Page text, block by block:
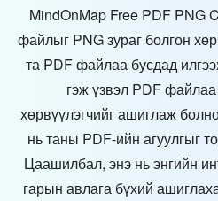
MindOnMap Free PDF PNG
файлыг PNG зураг болгон
та PDF файлаа бусдад
гэж үзвэл PDF
хөрвүүлэгчийг ашиглаж
нь таны PDF-ийн агуулгыг
Цаашилбал, энэ нь энгийн
гарын авлага бүхий